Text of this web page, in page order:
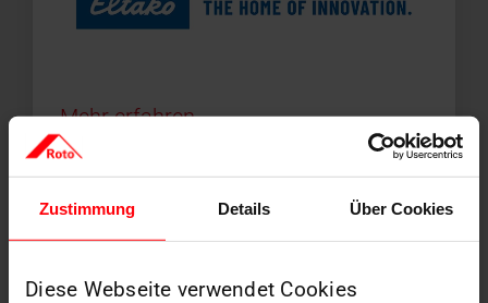
Zustimmung Details Über Cookies
Diese Webseite verwendet Cookies
Mehr erfahren